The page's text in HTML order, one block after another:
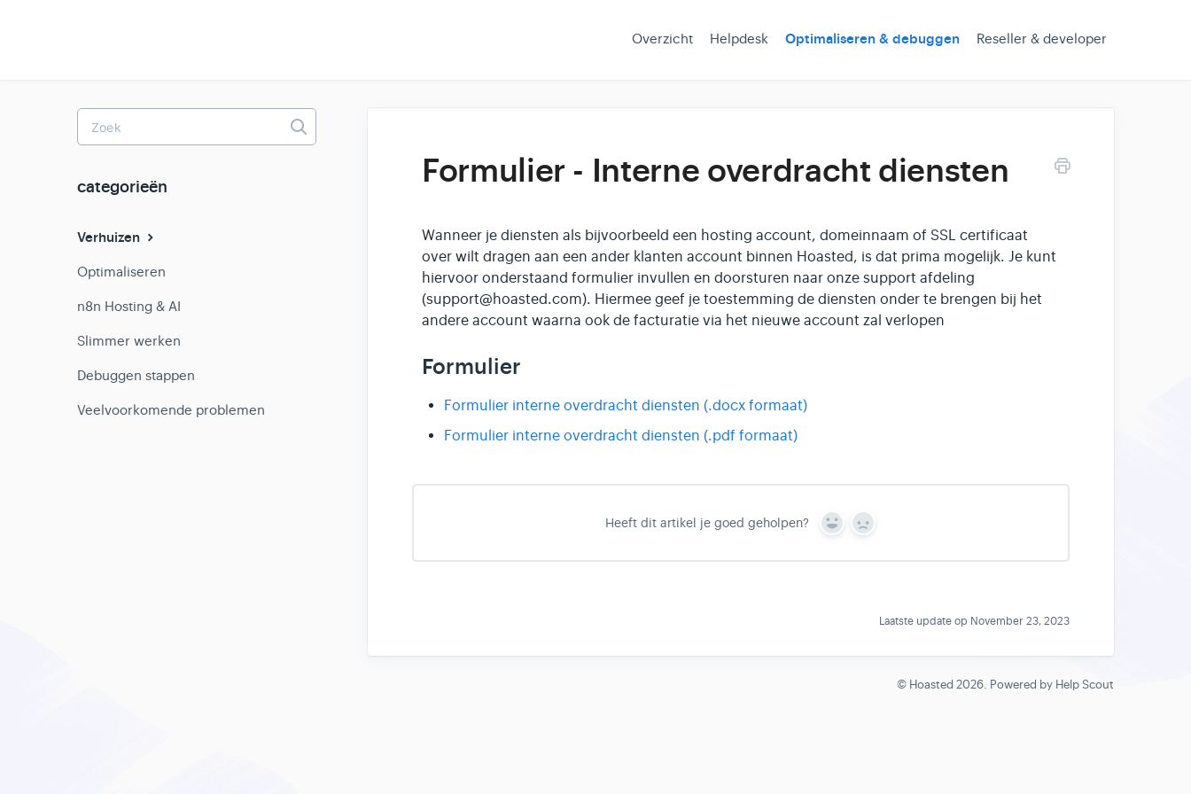
Overzicht Helpdesk Optimaliseren & debuggen Reseller & developer
Formulier - Interne overdracht diensten
Wanneer je diensten als bijvoorbeeld een hosting account, domeinnaam of SSL certificaat
over wilt dragen aan een ander klanten account binnen Hoasted, is dat prima mogelijk. Je kunt
hiervoor onderstaand formulier invullen en doorsturen naar onze support afdeling
(support@hoasted.com). Hiermee geef je toestemming de diensten onder te brengen bij het
andere account waarna ook de facturatie via het nieuwe account zal verlopen
Formulier
Formulier interne overdracht diensten (.docx formaat)
Formulier interne overdracht diensten (.pdf formaat)
Heeft dit artikel je goed geholpen?
Y
s
N
Laatste update op November 23, 2023
Toggle
Search
categorieën
Verhuizen
Optimaliseren
n8n Hosting & AI
Slimmer werken
Debuggen stappen
Veelvoorkomende problemen
© Hoasted 2026. Powered by Help Scout